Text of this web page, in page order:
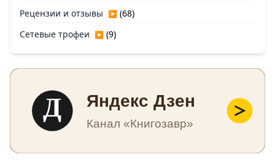
Рецензии и отзывы ▶ (68)
Сетевые трофеи ▶ (9)
Д Яндекс Дзен
Канал «Книгозавр»